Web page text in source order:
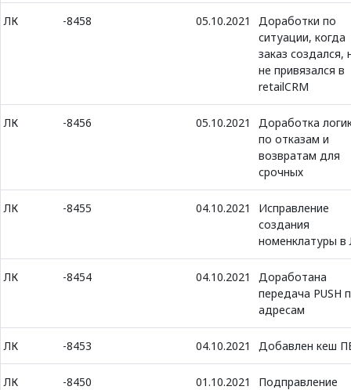
ЛК -8458 05.10.2021
Доработки по
ситуации, когда
заказ создался,
не привязался в
retailCRM
ЛК -8456 05.10.2021
Доработка
по отказам и
возвратам для
срочных
ЛК -8455 04.10.2021
Исправление
создания
номенклатуры в
ЛК -8454 04.10.2021
Доработана
передача PUSH
адресам
ЛК -8453 04.10.2021 Добавлен кеш
ЛК -8450 01.10.2021
Подправление